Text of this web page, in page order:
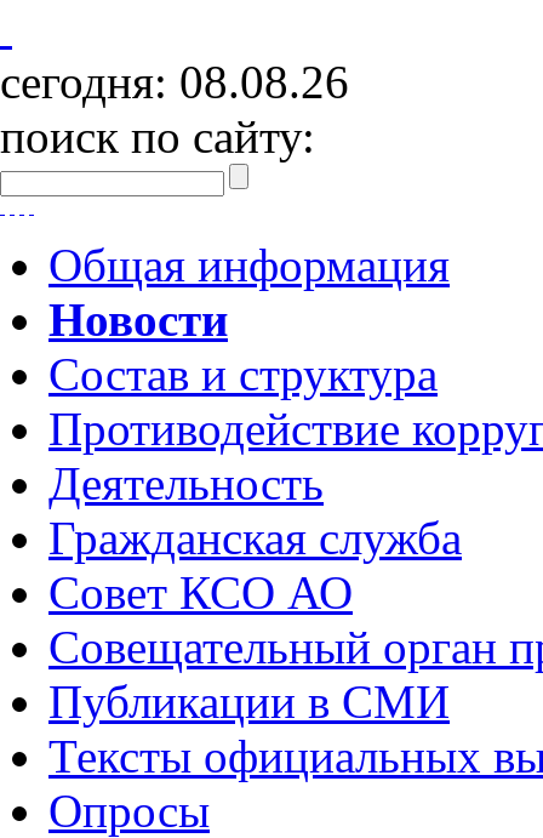
сегодня: 08.08.26
поиск по сайту:
Общая информация
Новости
Состав и структура
Противодействие
Деятельность
Гражданская служба
Совет КСО АО
Совещательный орган
Публикации в СМИ
Тексты официальных
Опросы